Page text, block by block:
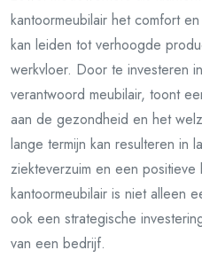
kantoormeubilair het comfort
kan leiden tot verhoogde
werkvloer. Door te investeren
verantwoord meubilair, toont
aan de gezondheid en het
lange termijn kan resulteren in
ziekteverzuim en een
kantoormeubilair is niet alleen
ook een strategische
van een bedrijf.